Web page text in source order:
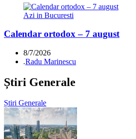
Azi in Bucuresti
Calendar ortodox – 7 august
8/7/2026
.Radu Marinescu
Știri Generale
Știri Generale